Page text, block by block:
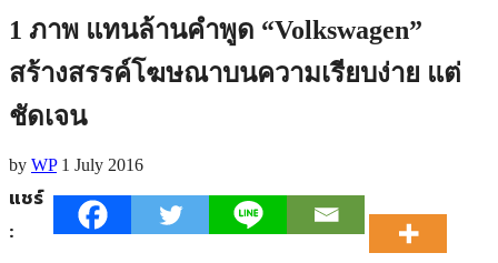
1 ภาพ แทนล้านคำพูด “Volkswagen”
สร้างสรรค์โฆษณาบนความเรียบง่าย แต่
ชัดเจน
by WP 1 July 2016
แชร์
: